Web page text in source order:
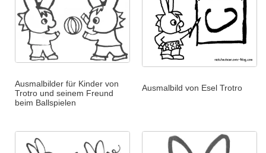
Ausmalbilder für Kinder von
Trotro und seinem Freund
beim Ballspielen
Ausmalbild von Esel Trotro